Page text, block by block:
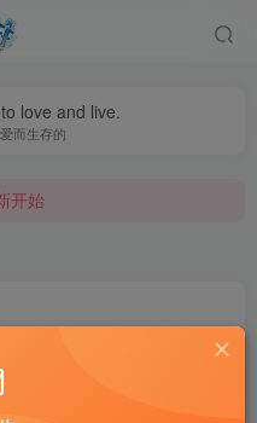
love and live.
而生存的
开始
开始